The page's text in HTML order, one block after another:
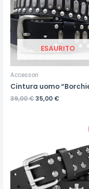
ESAURITO
Accessori
Cintura uomo
39,00€35,00 €